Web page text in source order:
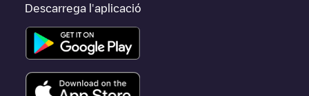
Descarrega l'aplicació